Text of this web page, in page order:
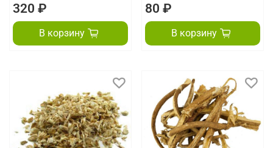
320 ₽
В корзину
80 ₽
В корзину